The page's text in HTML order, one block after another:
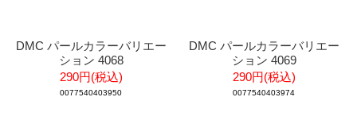
DMC パールカラーバリエー
ション 4068
290円(税込)
0077540403950
DMC パールカラーバリエー
ション 4069
290円(税込)
0077540403974